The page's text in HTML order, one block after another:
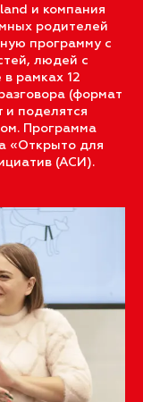
и компания
родителей
программу с
людей с
рамках 12
(формат
и поделятся
Программа
«Открыто для
(АСИ).